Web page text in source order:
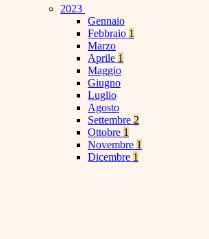
2023
Gennaio
Febbraio 1
Marzo
Aprile 1
Maggio
Giugno
Luglio
Agosto
Settembre 2
Ottobre 1
Novembre 1
Dicembre 1